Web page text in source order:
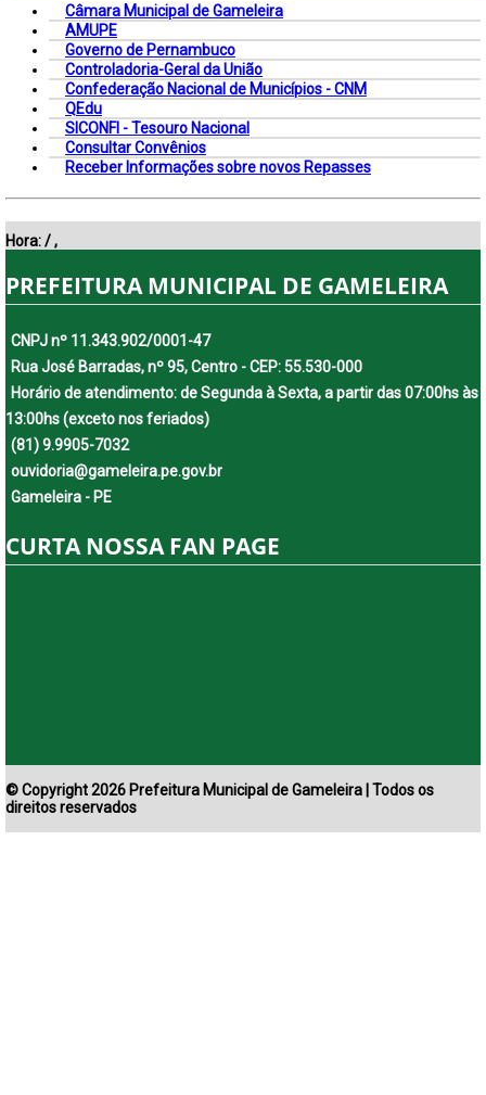
Câmara Municipal de Gameleira
AMUPE
Governo de Pernambuco
Controladoria-Geral da União
Confederação Nacional de Municípios - CNM
QEdu
SICONFI - Tesouro Nacional
Consultar Convênios
Receber Informações sobre novos Repasses
Hora:/,
PREFEITURA MUNICIPAL DE GAMELEIRA
CNPJ nº 11.343.902/0001-47
Rua José Barradas, nº 95, Centro - CEP: 55.530-000
Horário de atendimento: de Segunda à Sexta, a partir das 07:00hs às
13:00hs (exceto nos feriados)
(81) 9.9905-7032
ouvidoria@gameleira.pe.gov.br
Gameleira - PE
CURTA NOSSA FAN PAGE
© Copyright 2026 Prefeitura Municipal de Gameleira | Todos os
direitos reservados